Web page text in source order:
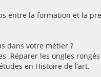
entre la formation et la
dans votre métier ?
.Réparer les ongles
en Histoire de l’art.